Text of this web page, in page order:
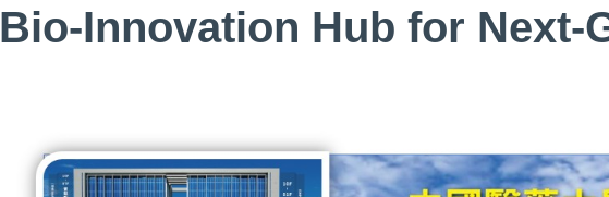
Bio-Innovation Hub for Next-